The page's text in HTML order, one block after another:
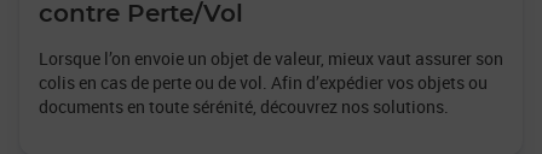
contre Perte/Vol
Lorsque l’on envoie un objet de valeur, mieux vaut assurer son
colis en cas de perte ou de vol. Afin d’expédier vos objets ou
documents en toute sérénité, découvrez nos solutions.